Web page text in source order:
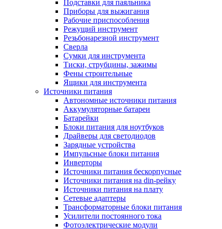
Подставки для паяльника
Приборы для выжигания
Рабочие приспособления
Режущий инструмент
Резьбонарезной инструмент
Сверла
Сумки для инструмента
Тиски, струбцины, зажимы
Фены строительные
Ящики для инструмента
Источники питания
Автономные источники питания
Аккумуляторные батареи
Батарейки
Блоки питания для ноутбуков
Драйверы для светодиодов
Зарядные устройства
Импульсные блоки питания
Инверторы
Источники питания бескорпусные
Источники питания на din-рейку
Источники питания на плату
Сетевые адаптеры
Трансформаторные блоки питания
Усилители постоянного тока
Фотоэлектрические модули